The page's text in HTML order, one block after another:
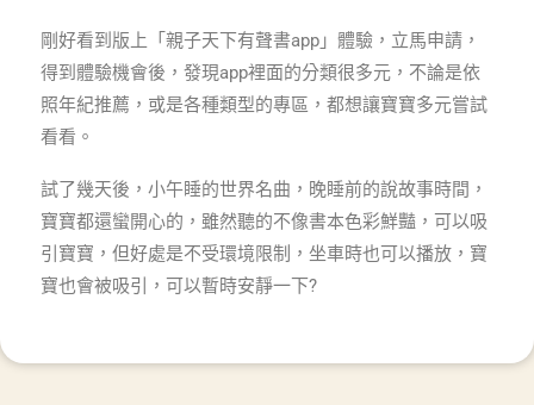
剛好看到版上「親子天下有聲書app」體驗，立馬申請，
得到體驗機會後，發現app裡面的分類很多元，不論是依
照年紀推薦，或是各種類型的專區，都想讓寶寶多元嘗試
看看。
試了幾天後，小午睡的世界名曲，晚睡前的說故事時間，
寶寶都還蠻開心的，雖然聽的不像書本色彩鮮豔，可以吸
引寶寶，但好處是不受環境限制，坐車時也可以播放，寶
寶也會被吸引，可以暫時安靜一下?